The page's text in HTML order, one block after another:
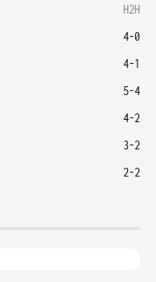
H2H
4-0
4-1
5-4
4-2
3-2
2-2